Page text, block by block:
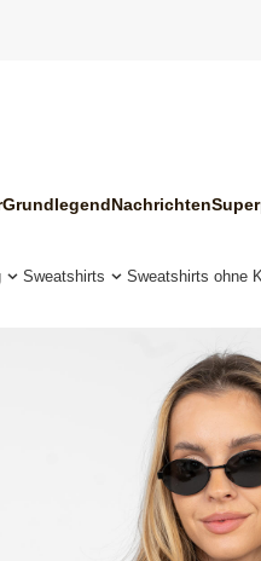
GrundlegendNachrichten
Sweatshirts Sweatshirts ohne